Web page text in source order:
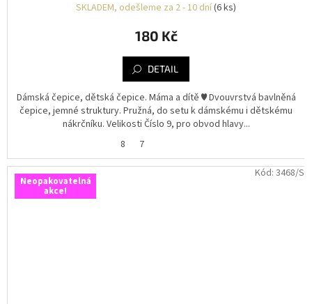
SKLADEM, odešleme za 2 - 10 dní(6 ks)
180 Kč
DETAIL
Dámská čepice, dětská čepice. Máma a dítě ♥️ Dvouvrstvá bavlněná
čepice, jemné struktury. Pružná, do setu k dámskému i dětskému
nákrčníku. Velikosti Číslo 9, pro obvod hlavy...
8
7
Neopakovatelná
akce!
Kód: 3468/S